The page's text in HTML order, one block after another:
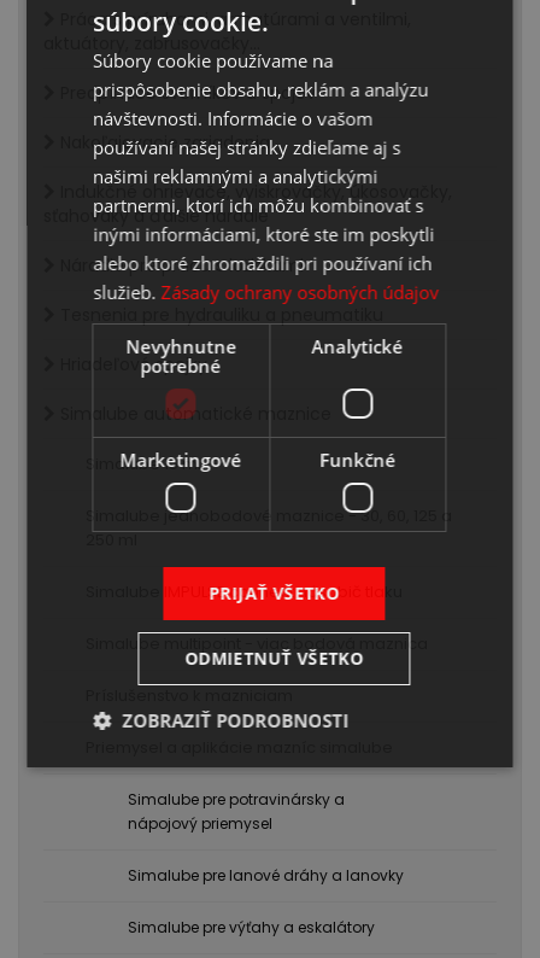
Práca s prírubami, armatúrami a ventilmi,
aktuátory, zabrusovačky...
Predpínače svorníkov a spojov
Nakoľajovacie zariadenia
Indukčné ohrievače, vyiskrovačky, úkosovačky,
sťahováky a ďalšie náradie
Náradie pre prácu s ložiskami
Hriadeľové spojky
Simalube automatické maznice
Simalube 15 ml
Simalube jednobodové maznice - 30, 60, 125 a
250 ml
Simalube IMPULSE connect násobič tlaku
Simalube pre potravinársky a
nápojový priemysel
Simalube pre lanové dráhy a lanovky
Simalube pre výťahy a eskalátory
súbory cookie.
Súbory cookie používame na
prispôsobenie obsahu, reklám a analýzu
návštevnosti. Informácie o vašom
používaní našej stránky zdieľame aj s
našimi reklamnými a analytickými
partnermi, ktorí ich môžu kombinovať s
inými informáciami, ktoré ste im poskytli
alebo ktoré zhromaždili pri používaní ich
služieb. Zásady ochrany osobných údajov
Nevyhnutne
potrebné
Analytické
Marketingové Funkčné
PRIJAŤ VŠETKO
ODMIETNUŤ VŠETKO
ZOBRAZIŤ PODROBNOSTI